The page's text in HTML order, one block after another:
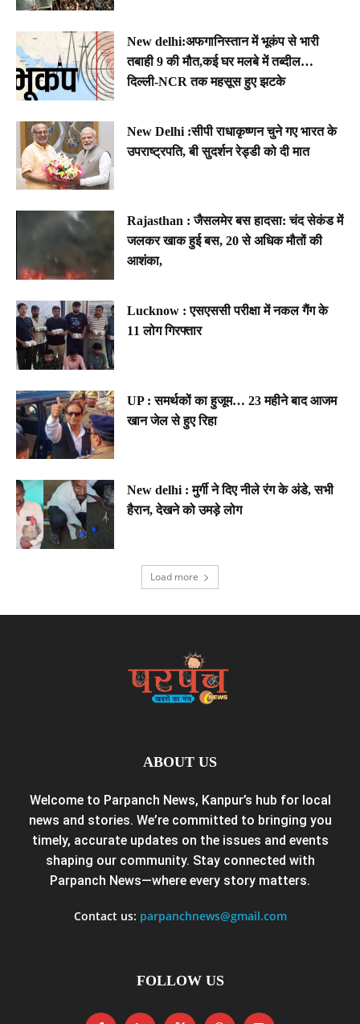
New delhi:अफगानिस्तान में भूकंप से भारी
तबाही 9 की मौत,कई घर मलबे में तब्दील…
दिल्ली-NCR तक महसूस हुए झटके
New Delhi :सीपी राधाकृष्णन चुने गए भारत के
उपराष्ट्रपति, बी सुदर्शन रेड्डी को दी मात
Rajasthan : जैसलमेर बस हादसा: चंद सेकंड में
जलकर खाक हुई बस, 20 से अधिक मौतों की
आशंका,
Lucknow : एसएससी परीक्षा में नकल गैंग के
11 लोग गिरफ्तार
UP : समर्थकों का हुजूम… 23 महीने बाद आजम
खान जेल से हुए रिहा
New delhi : मुर्गी ने दिए नीले रंग के अंडे, सभी
हैरान, देखने को उमड़े लोग
Load more
ABOUT US
Welcome to Parpanch News, Kanpur’s hub for local
news and stories. We’re committed to bringing you
timely, accurate updates on the issues and events
shaping our community. Stay connected with
Parpanch News—where every story matters.
Contact us: parpanchnews@gmail.com
FOLLOW US